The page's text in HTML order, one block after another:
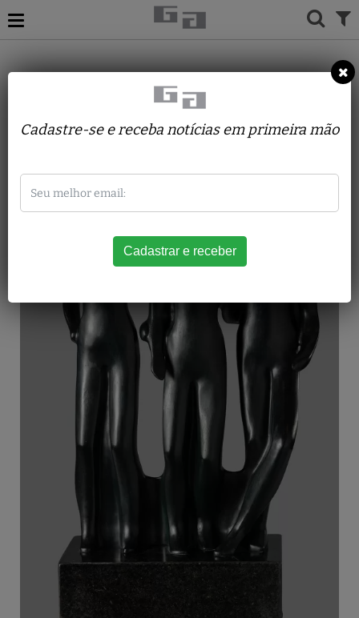
MARGARITA FARRÉ
Os amigos II
Cadastre-se e receba notícias em primeira mão